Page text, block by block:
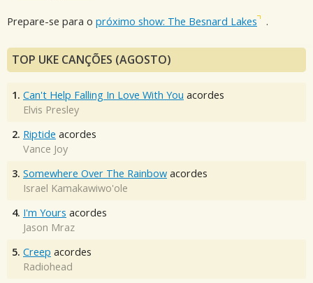
Prepare-se para o próximo show: The Besnard Lakes .
TOP UKE CANÇÕES (AGOSTO)
1. Can't Help Falling In Love With You acordes
Elvis Presley
2. Riptide acordes
Vance Joy
3. Somewhere Over The Rainbow acordes
Israel Kamakawiwo'ole
4. I'm Yours acordes
Jason Mraz
5. Creep acordes
Radiohead